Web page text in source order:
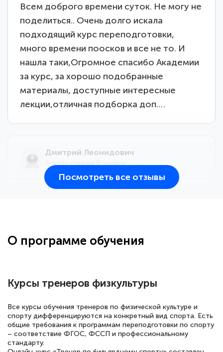
Всем доброго времени суток. Не могу не
поделиться.. Очень долго искала
подходящий курс переподготовки,
много времени поосков и все не то. И
нашла таки,Огромное спасибо Академии
за курс, за хорошо подобранные
материалы, доступные интересные
лекции,отличная подборка доп.…
Дмитрий Леонидович
большое количество методических
Елена Кравченко
Знаток города 5 уровня
Посмотреть все отзывы
О программе обучения
Курсы тренеров физкультуры
Все курсы обучения тренеров по физической культуре и
спорту дифференцируются на конкретный вид спорта. Есть
общие требования к программам переподготовки по спорту
– соответствие ФГОС, ФССП и профессиональному
стандарту.